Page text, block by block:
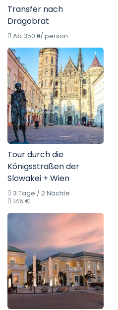
Transfer nach
Dragobrat
Ab 350 ₴/ person
Tour durch die
Königsstraßen der
Slowakei + Wien
3 Tage / 2 Nächte
145 €